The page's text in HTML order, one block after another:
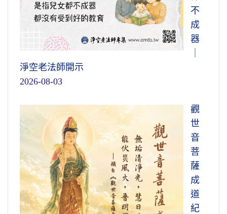
不
成
器
淨空老法師開示
2026-08-03
觀
世
音
菩
薩
成
道
紀